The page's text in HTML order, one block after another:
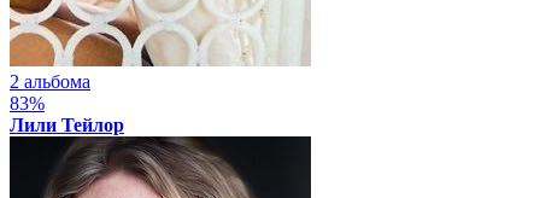
2 альбома
83%
Лили Тейлор